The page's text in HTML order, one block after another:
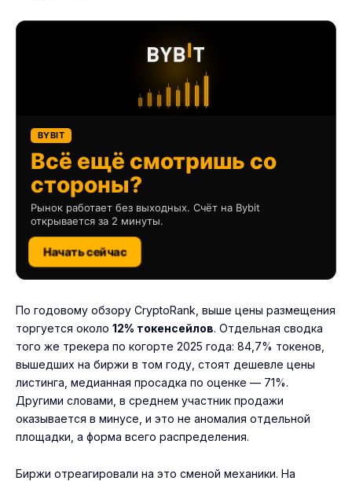
BYBIT
Всё ещё смотришь со
стороны?
Рынок работает без выходных. Счёт на Bybit
открывается за 2 минуты.
Начать сейчас
По годовому обзору CryptoRank, выше цены размещения
торгуется около 12% токенсейлов. Отдельная сводка
того же трекера по когорте 2025 года: 84,7% токенов,
вышедших на биржи в том году, стоят дешевле цены
листинга, медианная просадка по оценке — 71%.
Другими словами, в среднем участник продажи
оказывается в минусе, и это не аномалия отдельной
площадки, а форма всего распределения.
Биржи отреагировали на это сменой механики. На